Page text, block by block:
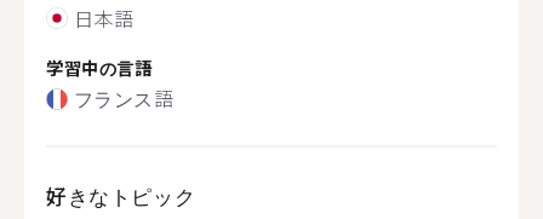
日本語
学習中の言語
フランス語
好きなトピック